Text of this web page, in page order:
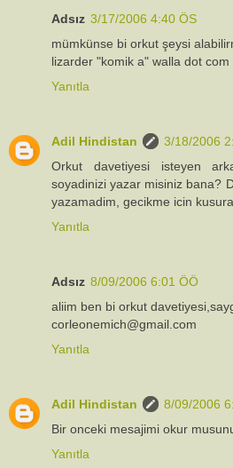
Adsız 3/17/2006 4:40 ÖS
mümkünse bi orkut şeysi
lizarder "komik a" walla dot com
Yanıtla
Adil Hindistan
3/18/2006
Orkut davetiyesi isteyen
soyadinizi yazar misiniz bana?
yazamadim, gecikme icin kusura
Yanıtla
Adsız 8/09/2006 6:01 ÖÖ
aliim ben bi orkut
corleonemich@gmail.com
Yanıtla
Adil Hindistan
8/09/2006
Bir onceki mesajimi okur
Yanıtla